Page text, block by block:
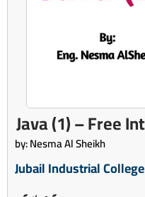
by: Nesma Al Sheikh
Jubail Industrial College